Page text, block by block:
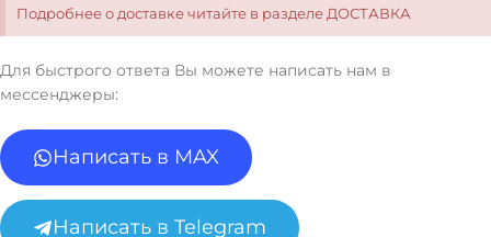
Подробнее о доставке читайте в разделе ДОСТАВКА
Для быстрого ответа Вы можете написать нам в
мессенджеры:
Написать в MAX
Написать в Telegram